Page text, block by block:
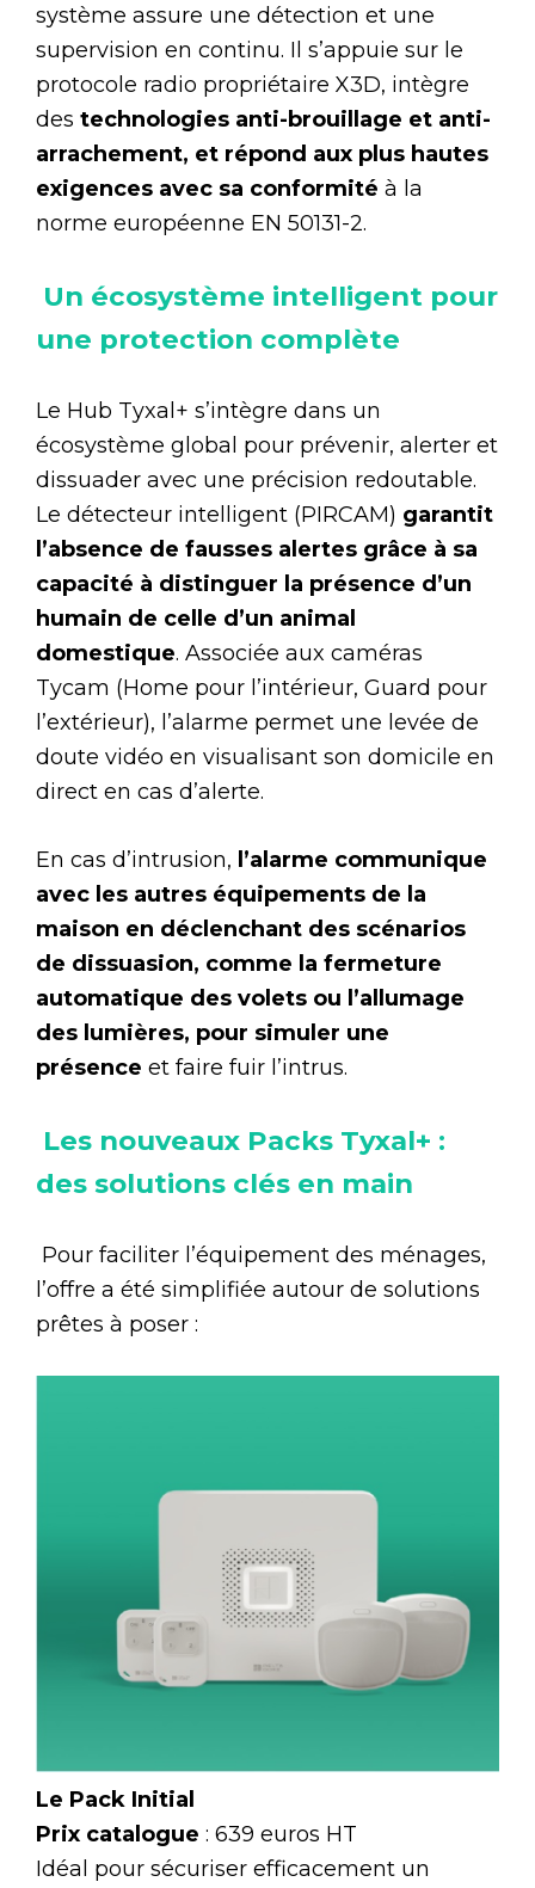
système assure une détection et une
supervision en continu. Il s’appuie sur le
protocole radio propriétaire X3D, intègre
des technologies anti-brouillage et anti-
arrachement, et répond aux plus hautes
exigences avec sa conformité à la
norme européenne EN 50131-2.
Un écosystème intelligent pour
une protection complète
Le Hub Tyxal+ s’intègre dans un
écosystème global pour prévenir, alerter et
dissuader avec une précision redoutable.
Le détecteur intelligent (PIRCAM) garantit
l’absence de fausses alertes grâce à sa
capacité à distinguer la présence d’un
humain de celle d’un animal
domestique. Associée aux caméras
Tycam (Home pour l’intérieur, Guard pour
l’extérieur), l’alarme permet une levée de
doute vidéo en visualisant son domicile en
direct en cas d’alerte.
En cas d’intrusion, l’alarme communique
avec les autres équipements de la
maison en déclenchant des scénarios
de dissuasion, comme la fermeture
automatique des volets ou l’allumage
des lumières, pour simuler une
présence et faire fuir l’intrus.
Les nouveaux Packs Tyxal+ :
des solutions clés en main
Pour faciliter l’équipement des ménages,
l’offre a été simplifiée autour de solutions
prêtes à poser :
Le Pack Initial
Prix catalogue : 639 euros HT
Idéal pour sécuriser efficacement un